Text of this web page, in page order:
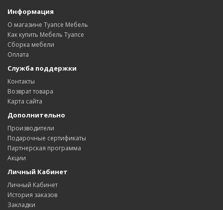
Информация
О магазине Туапсе Мебель
Как купить Мебель Туапсе
Сборка мебели
Оплата
Служба поддержки
Контакты
Возврат товара
Карта сайта
Дополнительно
Производители
Подарочные сертификаты
Партнерская программа
Акции
Личный Кабинет
Личный Кабинет
История заказов
Закладки